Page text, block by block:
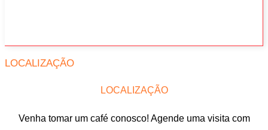
LOCALIZAÇÃO
LOCALIZAÇÃO
Venha tomar um café conosco! Agende uma visita com